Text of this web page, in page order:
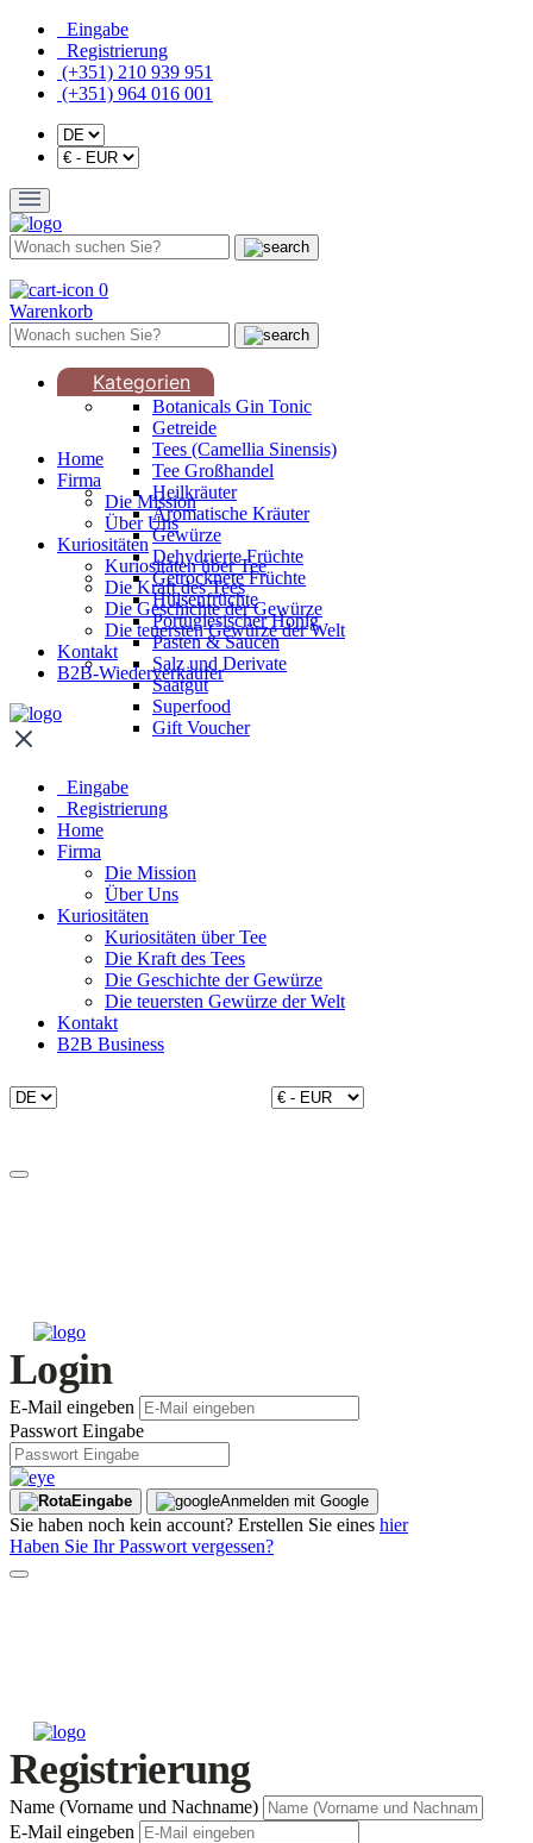
Eingabe
Registrierung
(+351) 210 939 951
(+351) 964 016 001
0
Warenkorb
Kategorien
Botanicals Gin Tonic
Getreide
Tees (Camellia Sinensis)
Tee Großhandel
Heilkräuter
Aromatische Kräuter
Gewürze
Dehydrierte Früchte
Getrocknete Früchte
Hülsenfrüchte
Portugiesischer Honig
Pasten & Saucen
Salz und Derivate
Saatgut
Superfood
Gift Voucher
Home
Firma
Die Mission
Über Uns
Kuriositäten
Kuriositäten über Tee
Die Kraft des Tees
Die Geschichte der Gewürze
Die teuersten Gewürze der Welt
Kontakt
B2B-Wiederverkäufer
Eingabe
Registrierung
Home
Firma
Die Mission
Über Uns
Kuriositäten
Kuriositäten über Tee
Die Kraft des Tees
Die Geschichte der Gewürze
Die teuersten Gewürze der Welt
Kontakt
B2B Business
Login
E-Mail eingeben
Passwort Eingabe
Eingabe Anmelden mit Google
Sie haben noch kein account? Erstellen Sie eines hier
Haben Sie Ihr Passwort vergessen?
Registrierung
Name (Vorname und Nachname)
E-Mail eingeben